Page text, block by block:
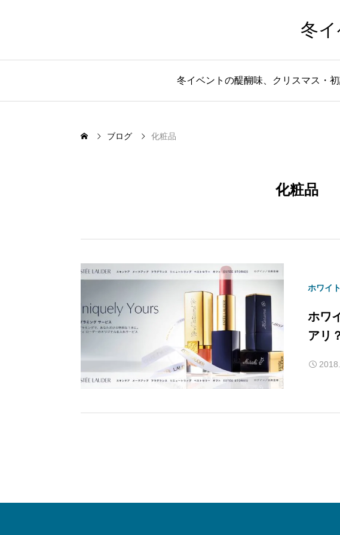
冬
冬イベントの醍醐味、クリスマス・
ブログ 化粧品
化粧品
ホワイ
ホワ
アリ